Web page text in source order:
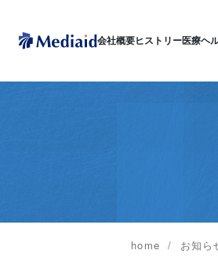
会社概要ヒストリー医療ヘ
home お知ら